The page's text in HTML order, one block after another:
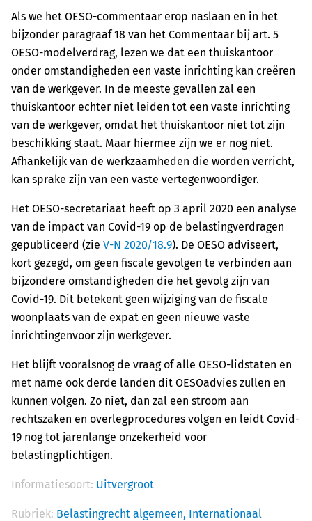
Als we het OESO-commentaar erop naslaan en in het
bijzonder paragraaf 18 van het Commentaar bij art. 5
OESO-modelverdrag, lezen we dat een thuiskantoor
onder omstandigheden een vaste inrichting kan creëren
van de werkgever. In de meeste gevallen zal een
thuiskantoor echter niet leiden tot een vaste inrichting
van de werkgever, omdat het thuiskantoor niet tot zijn
beschikking staat. Maar hiermee zijn we er nog niet.
Afhankelijk van de werkzaamheden die worden verricht,
kan sprake zijn van een vaste vertegenwoordiger.
Het OESO-secretariaat heeft op 3 april 2020 een analyse
van de impact van Covid-19 op de belastingverdragen
gepubliceerd (zie V-N 2020/18.9). De OESO adviseert,
kort gezegd, om geen fiscale gevolgen te verbinden aan
bijzondere omstandigheden die het gevolg zijn van
Covid-19. Dit betekent geen wijziging van de fiscale
woonplaats van de expat en geen nieuwe vaste
inrichtingenvoor zijn werkgever.
Het blijft vooralsnog de vraag of alle OESO-lidstaten en
met name ook derde landen dit OESOadvies zullen en
kunnen volgen. Zo niet, dan zal een stroom aan
rechtszaken en overlegprocedures volgen en leidt Covid-
19 nog tot jarenlange onzekerheid voor
belastingplichtigen.
Informatiesoort: Uitvergroot
Rubriek: Belastingrecht algemeen, Internationaal